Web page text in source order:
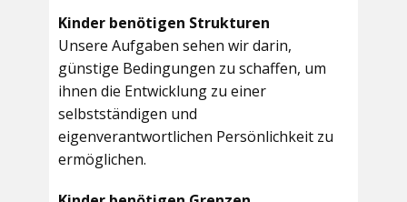
Kinder benötigen Strukturen
Unsere Aufgaben sehen wir darin,
günstige Bedingungen zu schaffen, um
ihnen die Entwicklung zu einer
selbstständigen und
eigenverantwortlichen Persönlichkeit zu
ermöglichen.